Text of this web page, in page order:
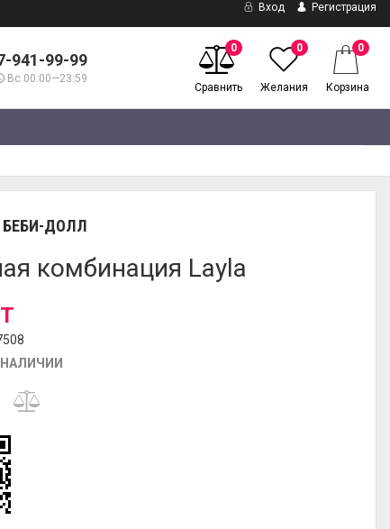
Вход Регистрация
941-99-99
Вс 00:00—23:59
0
Сравнить
0
Желания
0
Корзина
ДОЛЛ
комбинация Layla
НАЛИЧИИ